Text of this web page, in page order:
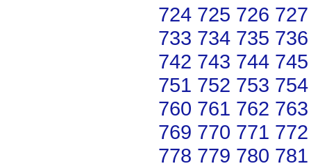
724 725 726 727
733 734 735 736
742 743 744 745
751 752 753 754
760 761 762 763
769 770 771 772
778 779 780 781